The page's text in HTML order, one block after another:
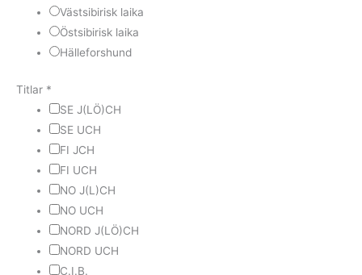
Västsibirisk laika
Östsibirisk laika
Hälleforshund
Titlar *
SE J(LÖ)CH
SE UCH
FI JCH
FI UCH
NO J(L)CH
NO UCH
NORD J(LÖ)CH
NORD UCH
C.I.B.